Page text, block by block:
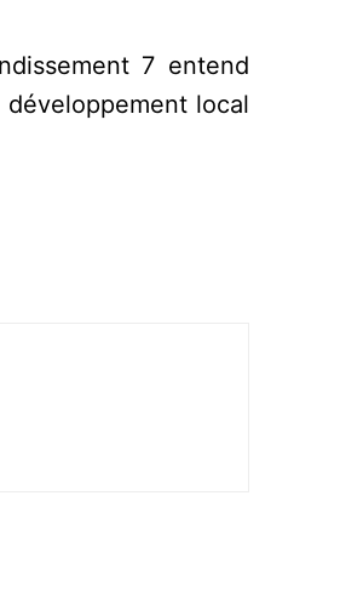
7 entend
local